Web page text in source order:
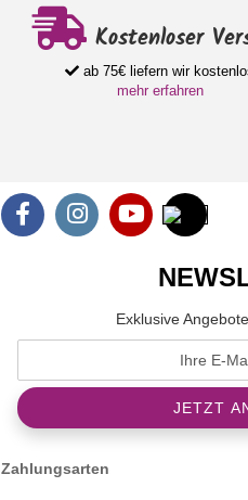
Kostenloser
ab 75€ liefern wir
mehr erfahren
Exklusive
Zahlungsarten